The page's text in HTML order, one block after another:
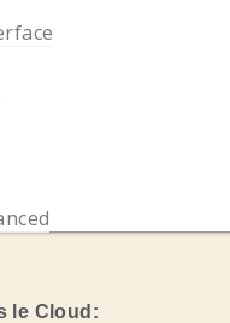
le Cloud: